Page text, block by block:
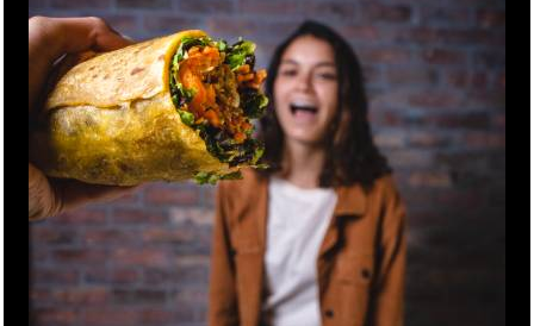
Chicken Fest S/ 29
MASA CLÁSICA
Mix de lechugas, pollo al grill, mix de col,
guacamole, pico de gallo, fideos wantán y aliño
apaltado.